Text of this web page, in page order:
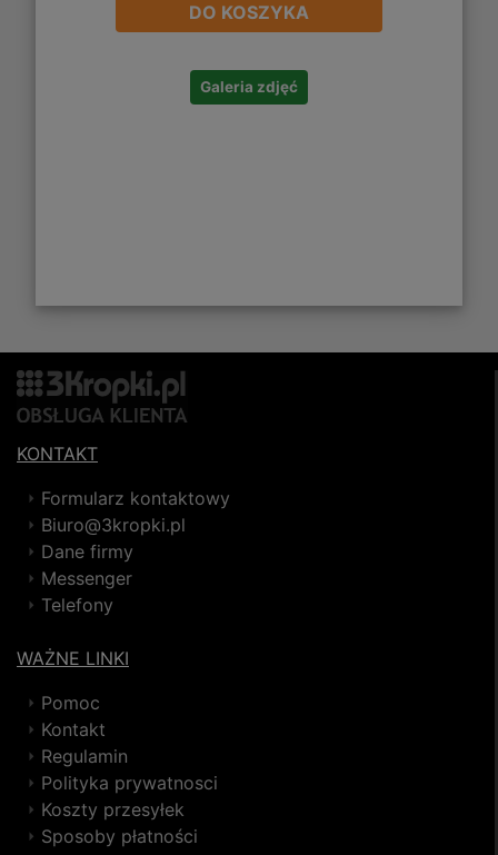
DO KOSZYKA
Galeria zdjęć
KONTAKT
Formularz kontaktowy
Biuro@3kropki.pl
Dane firmy
Messenger
Telefony
WAŻNE LINKI
Pomoc
Kontakt
Regulamin
Polityka prywatnosci
Koszty przesyłek
Sposoby płatności